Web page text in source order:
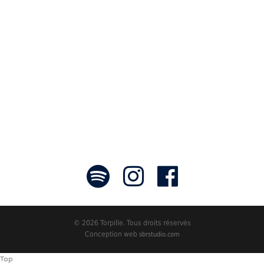
© 2026 Torpille. Tous droits réservés
Conception web sbrstudio.com
Top